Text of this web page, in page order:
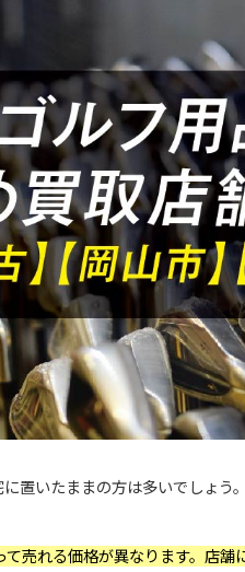
置いたままの方は多いでしょう
売れる価格が異なります。店舗